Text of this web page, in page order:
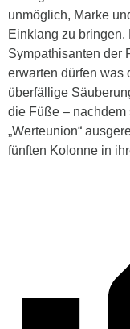
unmöglich, Marke
Einklang zu
Sympathisanten der
erwarten dürfen was
überfällige
die Füße – nachdem
„Werteunion“
fünften Kolonne in